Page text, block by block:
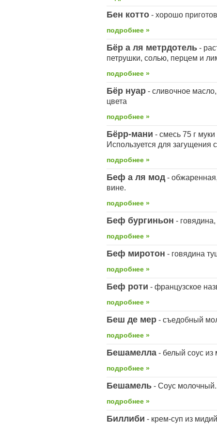
Бен котто - хорошо
подробнее »
Бёр а ля метрдотель -
петрушки, солью, перцем и
подробнее »
Бёр нуар - сливочное
цвета
подробнее »
Бёрр-мани - смесь 75 г
Используется для загущения
подробнее »
Беф а ля мод -
вине.
подробнее »
Беф бургиньон -
подробнее »
Беф миротон - говядина
подробнее »
Беф роти - французское
подробнее »
Беш де мер - съедобный
подробнее »
Бешамелла - белый соус из
подробнее »
Бешамель - Соус молочный.
подробнее »
Биллиби - крем-суп из мидий